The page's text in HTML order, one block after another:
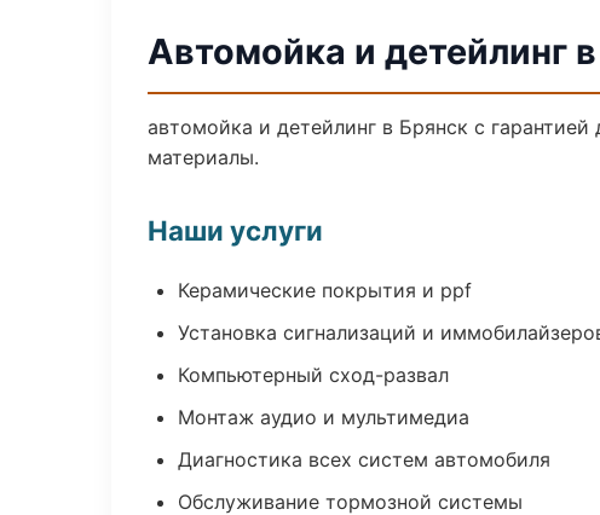
Автомойка и детейлинг
автомойка и детейлинг в Брянск с
материалы.
Наши услуги
Керамические покрытия и ppf
Установка сигнализаций и
Компьютерный сход-развал
Монтаж аудио и мультимедиа
Диагностика всех систем автомобиля
Обслуживание тормозной системы